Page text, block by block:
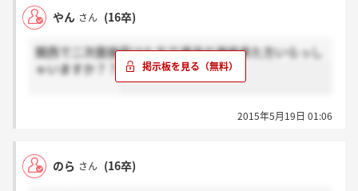
やん さん (16卒)
関西で二次面接受けた方で通過の連絡来た方いらっし
ゃいますか？？
2015年5月19日 01:06
のら さん (16卒)